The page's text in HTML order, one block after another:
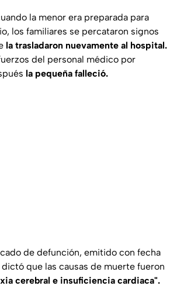
la menor era preparada para
los familiares se percataron signos
la trasladaron nuevamente al hospital.
del personal médico por
la pequeña falleció.
de defunción, emitido con fecha
dictó que las causas de muerte fueron
cerebral e insuficiencia cardiaca".